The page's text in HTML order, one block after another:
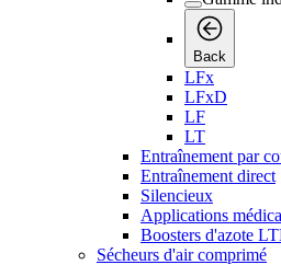
Back
LFx
LFxD
LF
LT
Entraînement par
Entraînement direct
Silencieux
Applications
Boosters d'azote
Sécheurs d'air comprimé